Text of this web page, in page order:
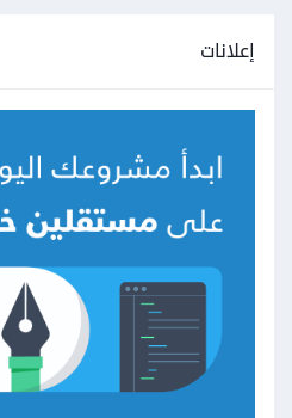
إعلانات